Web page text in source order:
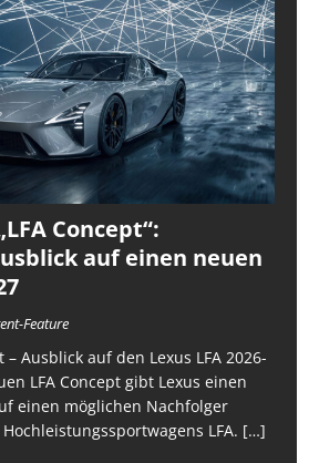
Concept“:
auf einen neuen
Feature
– Ausblick auf den Lexus LFA 2026-
LFA Concept gibt Lexus einen
einen möglichen Nachfolger
LFA. […]